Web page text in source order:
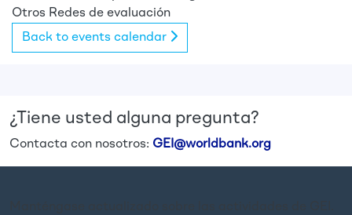
Otros Redes de evaluación
Back to events calendar
¿Tiene usted alguna pregunta?
Contacta con nosotros: GEI@worldbank.org